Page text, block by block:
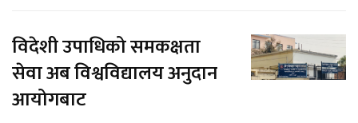
विदेशी उपाधिको समकक्षता
सेवा अब विश्वविद्यालय अनुदान
आयोगबाट